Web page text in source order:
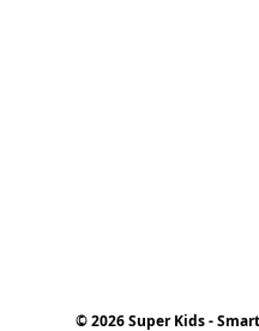
© 2026 Super Kids -